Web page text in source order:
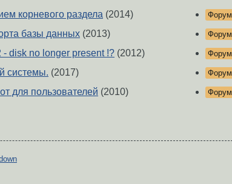
корневого раздела (2014)
базы данных (2013)
disk no longer present !? (2012)
системы. (2017)
для пользователей (2010)
Форум
Форум
Форум
Форум
Форум